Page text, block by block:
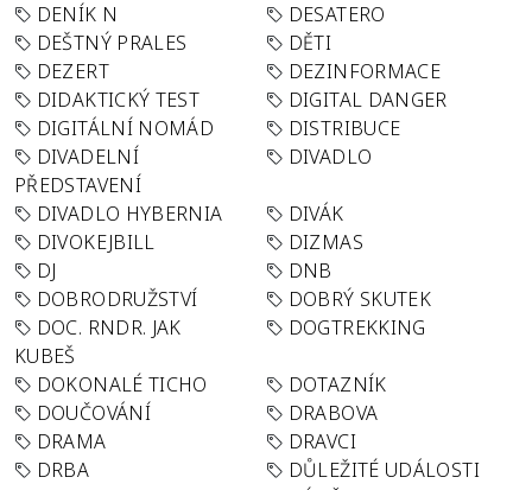
DENÍK N
DESATERO
DEŠTNÝ PRALES
DĚTI
DEZERT
DEZINFORMACE
DIDAKTICKÝ TEST
DIGITAL DANGER
DIGITÁLNÍ NOMÁD
DISTRIBUCE
DIVADELNÍ
PŘEDSTAVENÍ
DIVADLO
DIVADLO HYBERNIA
DIVÁK
DIVOKEJBILL
DIZMAS
DJ
DNB
DOBRODRUŽSTVÍ
DOBRÝ SKUTEK
DOC. RNDR. JAK
KUBEŠ
DOGTREKKING
DOKONALÉ TICHO
DOTAZNÍK
DOUČOVÁNÍ
DRABOVA
DRAMA
DRAVCI
DRBA
DŮLEŽITÉ UDÁLOSTI